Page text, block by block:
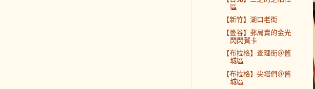
區
【新竹】湖口老街
【曼谷】郵局賣的金光
閃閃賀卡
【布拉格】查理街＠舊
城區
【布拉格】尖塔們＠舊
城區